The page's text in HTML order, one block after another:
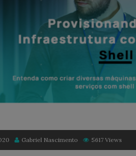
Gabriel Nascimento 5617 Views